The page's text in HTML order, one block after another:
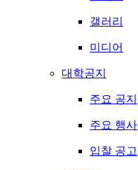
갤러리
미디어
대학공지
주요 공지
주요 행사
입찰 공고